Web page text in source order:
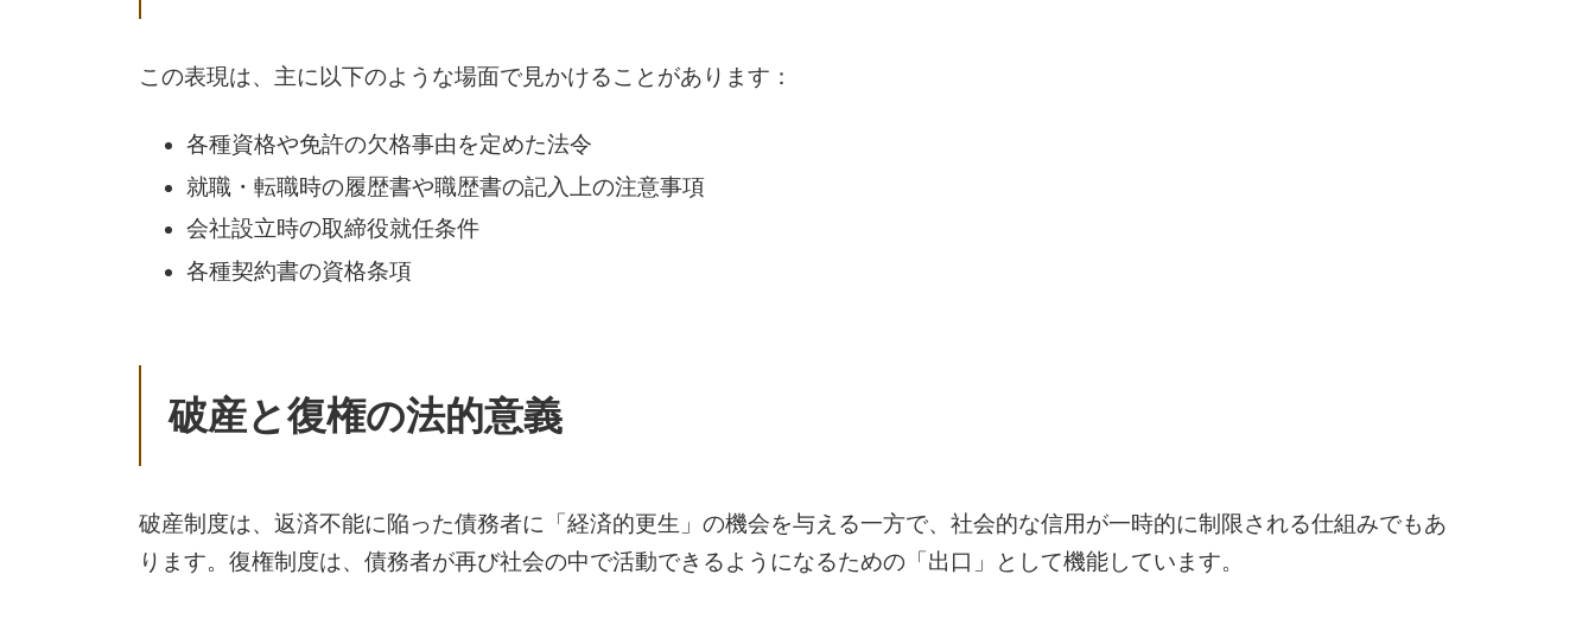
この表現は、主に以下のような場面で見かけることがあります：
各種資格や免許の欠格事由を定めた法令
就職・転職時の履歴書や職歴書の記入上の注意事項
会社設立時の取締役就任条件
各種契約書の資格条項
破産と復権の法的意義
破産制度は、返済不能に陥った債務者に「経済的更生」の機会を与える一方で、社会的な信用が一時的に制限される仕組みでもあ
ります。復権制度は、債務者が再び社会の中で活動できるようになるための「出口」として機能しています。